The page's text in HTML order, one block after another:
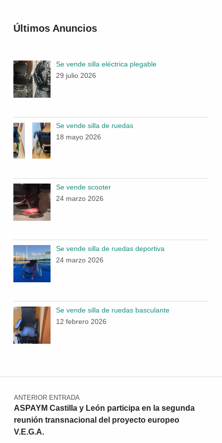
Últimos Anuncios
Se vende silla eléctrica plegable
29 julio 2026
Se vende silla de ruedas
18 mayo 2026
Se vende scooter
24 marzo 2026
Se vende silla de ruedas deportiva
24 marzo 2026
Se vende silla de ruedas basculante
12 febrero 2026
Navegación de entradas
ANTERIOR ENTRADA
ASPAYM Castilla y León participa en la segunda
reunión transnacional del proyecto europeo
V.E.G.A.